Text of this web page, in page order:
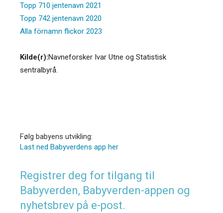
Topp 710 jentenavn 2021
Topp 742 jentenavn 2020
Alla förnamn flickor 2023
Kilde(r):Navneforsker Ivar Utne og Statistisk
sentralbyrå.
Følg babyens utvikling:
Last ned Babyverdens app her
Registrer deg for tilgang til
Babyverden, Babyverden-appen og
nyhetsbrev på e-post.